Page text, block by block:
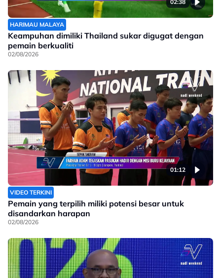
02:38
HARIMAU MALAYA
Keampuhan dimiliki Thailand sukar digugat dengan
pemain berkualiti
02/08/2026
01:12
VIDEO TERKINI
Pemain yang terpilih miliki potensi besar untuk
disandarkan harapan
02/08/2026